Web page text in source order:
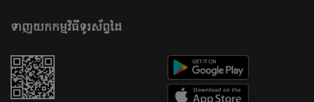
ទាញយកកម្មវិធីទូរស័ព្ទដៃ